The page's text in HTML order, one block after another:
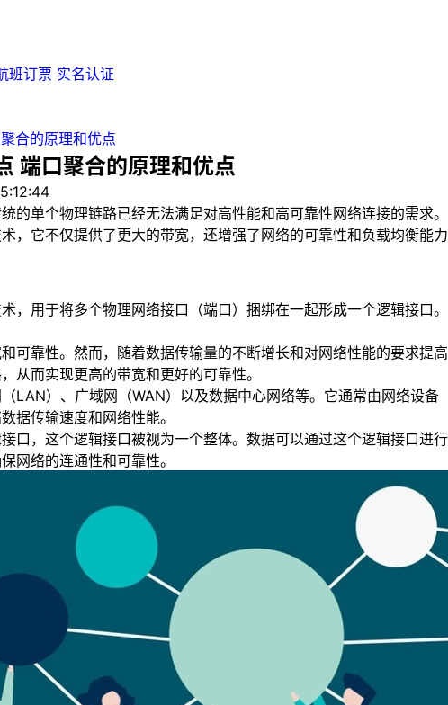
班订票 实名认证
合的原理和优点
端口聚合的原理和优点
的单个物理链路已经无法满足对高性能和高可靠性网络连接的需求
，它不仅提供了更大的带宽，还增强了网络的可靠性和负载均衡能
，用于将多个物理网络接口（端口）捆绑在一起形成一个逻辑接口
可靠性。然而，随着数据传输量的不断增长和对网络性能的要求提
从而实现更高的带宽和更好的可靠性。
LAN）、广域网（WAN）以及数据中心网络等。它通常由网络设
据传输速度和网络性能。
口，这个逻辑接口被视为一个整体。数据可以通过这个逻辑接口进
网络的连通性和可靠性。